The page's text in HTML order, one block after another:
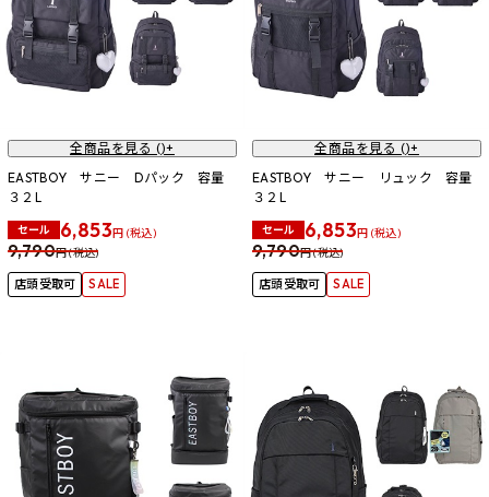
全商品を見る ()+
EASTBOY サニー Dパック 容量
３２L
セール 6,853円 (税込)
9,790円 (税込)
店頭受取可 SALE
全商品を見る ()+
EASTBOY サニー リュック 容量
３２L
セール 6,853円 (税込)
9,790円 (税込)
店頭受取可 SALE